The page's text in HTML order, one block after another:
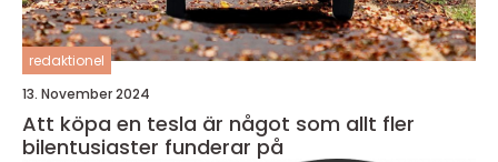
redaktionel
13. November 2024
Att köpa en tesla är något som allt fler
bilentusiaster funderar på